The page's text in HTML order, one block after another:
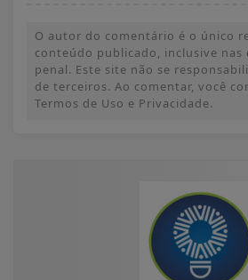
O autor do comentário é o único
conteúdo publicado, inclusive nas
penal. Este site não se
de terceiros. Ao comentar, você
Termos de Uso e Privacidade.